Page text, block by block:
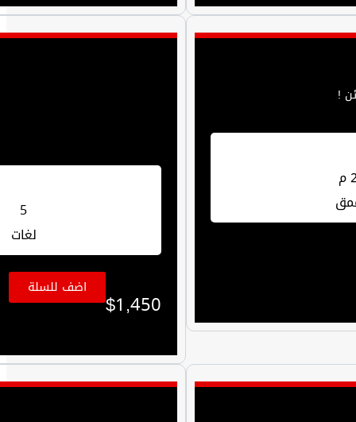
م
5
لغات
$1,450
اضف للسلة